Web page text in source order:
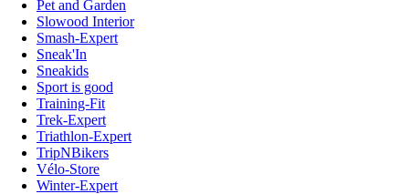
Pet and Garden
Slowood Interior
Smash-Expert
Sneak'In
Sneakids
Sport is good
Training-Fit
Trek-Expert
Triathlon-Expert
TripNBikers
Vélo-Store
Winter-Expert